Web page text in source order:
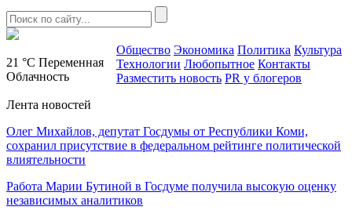
21 °C Переменная
Облачность
Общество Экономика Политика Культура
Технологии Любопытное Контакты
Разместить новость PR у блогеров
Лента новостей
Олег Михайлов, депутат Госдумы от Республики Коми,
сохранил присутствие в федеральном рейтинге политической
влиятельности
Работа Марии Бутиной в Госдуме получила высокую оценку
независимых аналитиков